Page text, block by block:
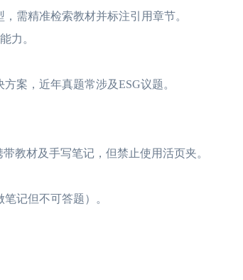
需精准检索教材并标注引用章节。
力。
案，近年真题常涉及ESG议题。
材及手写笔记，但禁止使用活页夹。
记但不可答题）。